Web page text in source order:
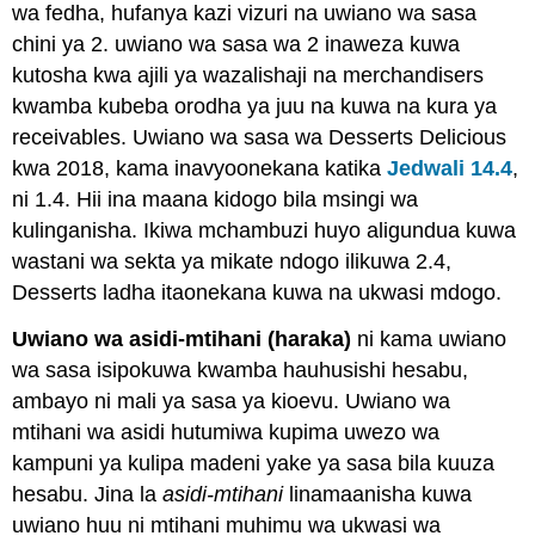
wa fedha, hufanya kazi vizuri na uwiano wa sasa
chini ya 2. uwiano wa sasa wa 2 inaweza kuwa
kutosha kwa ajili ya wazalishaji na merchandisers
kwamba kubeba orodha ya juu na kuwa na kura ya
receivables. Uwiano wa sasa wa Desserts Delicious
kwa 2018, kama inavyoonekana katikaJedwali 14.4,
ni 1.4. Hii ina maana kidogo bila msingi wa
kulinganisha. Ikiwa mchambuzi huyo aligundua kuwa
wastani wa sekta ya mikate ndogo ilikuwa 2.4,
Desserts ladha itaonekana kuwa na ukwasi mdogo.
Uwiano wa asidi-mtihani (haraka) ni kama uwiano
wa sasa isipokuwa kwamba hauhusishi hesabu,
ambayo ni mali ya sasa ya kioevu. Uwiano wa
mtihani wa asidi hutumiwa kupima uwezo wa
kampuni ya kulipa madeni yake ya sasa bila kuuza
hesabu. Jina laasidi-mtihanilinamaanisha kuwa
uwiano huu ni mtihani muhimu wa ukwasi wa